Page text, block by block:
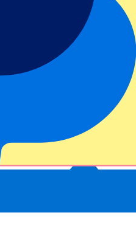
Billets
de Galles se retrouvent pour
du Tournoi des Six Nations. Le
galloise crée une ambiance
se colorent et les chants
parfaitement l’esprit des
public engagé et respect.
tous les
billets Six